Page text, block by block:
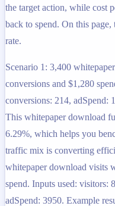
the target action, while cost
back to spend. On this
rate.
Scenario 1: 3,400
conversions and $1,280
conversions: 214, adSpend:
This whitepaper download
6.29%, which helps you
traffic mix is converting
whitepaper download visits
spend. Inputs used: visitors:
adSpend: 3950. Example